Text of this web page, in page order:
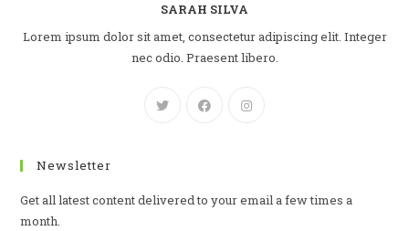
SARAH SILVA
Lorem ipsum dolor sit amet, consectetur adipiscing elit. Integer
nec odio. Praesent libero.
Newsletter
Get all latest content delivered to your email a few times a
month.